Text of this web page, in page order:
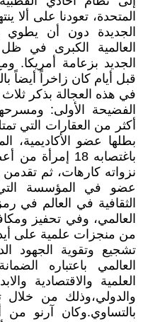
المتحدة، تعودنا على ألا
الجديدة دون أن
العالمية الكبرى في
قبل أيام كان زاخراً أيضاً
في هذه العجالة بذكر ثلاث
الفضيحة الأولى:
أكثر من العقارات التي
بطلها عضو الأكاديمية،
باغتصابه 18
نزواته كارهات، ثم
عضو في المؤسسة
الثقافية في العالم في
العالمي، وفي تحفيز
من منجزات علمية على
تشجيع وتقوية الجهود
العالمي باعتباره
العلمية والاقتصادية
والدولي،وذلك من خلال
بالتساوي.وكان آرنو من